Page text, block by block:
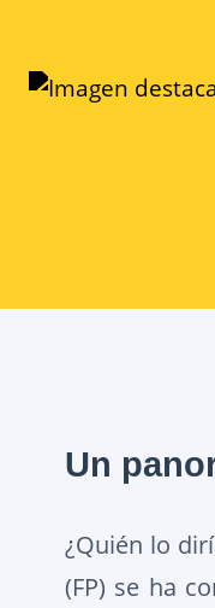
Un
¿Quién lo
(FP) se ha